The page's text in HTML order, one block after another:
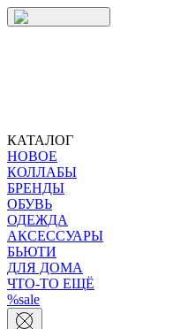
КАТАЛОГ
НОВОЕ
КОЛЛАБЫ
БРЕНДЫ
ОБУВЬ
ОДЕЖДА
АКСЕССУАРЫ
БЬЮТИ
ДЛЯ ДОМА
ЧТО-ТО ЕЩЁ
%sale